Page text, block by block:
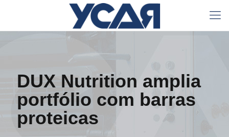
DUX Nutrition amplia
portfólio com barras
proteicas